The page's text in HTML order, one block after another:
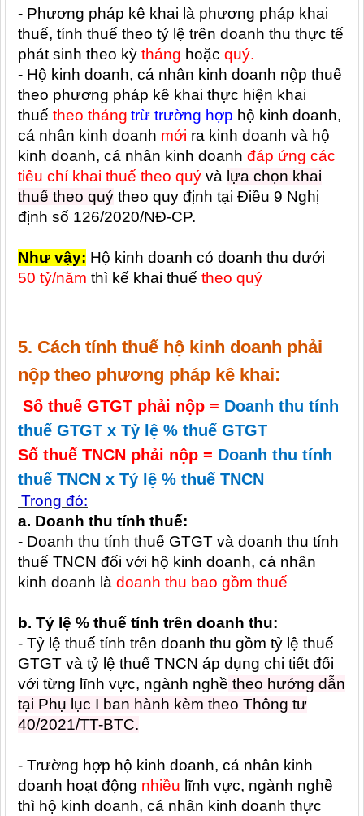
- Phương pháp kê khai là phương pháp khai
thuế, tính thuế theo tỷ lệ trên doanh thu thực tế
phát sinh theo kỳ tháng hoặc quý.
- Hộ kinh doanh, cá nhân kinh doanh nộp thuế
theo phương pháp kê khai thực hiện khai
thuế theo tháng trừ trường hợp hộ kinh doanh,
cá nhân kinh doanh mới ra kinh doanh và hộ
kinh doanh, cá nhân kinh doanh đáp ứng các
tiêu chí khai thuế theo quý và lựa chọn khai
thuế theo quý theo quy định tại Điều 9 Nghị
định số 126/2020/NĐ-CP.
Như vậy: Hộ kinh doanh có doanh thu dưới
50 tỷ/năm thì kế khai thuế theo quý
5. Cách tính thuế hộ kinh doanh phải
nộp theo phương pháp kê khai:
Số thuế GTGT phải nộp = Doanh thu tính
thuế GTGT x Tỷ lệ % thuế GTGT
Số thuế TNCN phải nộp = Doanh thu tính
thuế TNCN x Tỷ lệ % thuế TNCN
Trong đó:
a. Doanh thu tính thuế:
- Doanh thu tính thuế GTGT và doanh thu tính
thuế TNCN đối với hộ kinh doanh, cá nhân
kinh doanh là doanh thu bao gồm thuế
b. Tỷ lệ % thuế tính trên doanh thu:
- Tỷ lệ thuế tính trên doanh thu gồm tỷ lệ thuế
GTGT và tỷ lệ thuế TNCN áp dụng chi tiết đối
với từng lĩnh vực, ngành nghề theo hướng dẫn
tại Phụ lục I ban hành kèm theo Thông tư
40/2021/TT-BTC.
- Trường hợp hộ kinh doanh, cá nhân kinh
doanh hoạt động nhiều lĩnh vực, ngành nghề
thì hộ kinh doanh, cá nhân kinh doanh thực